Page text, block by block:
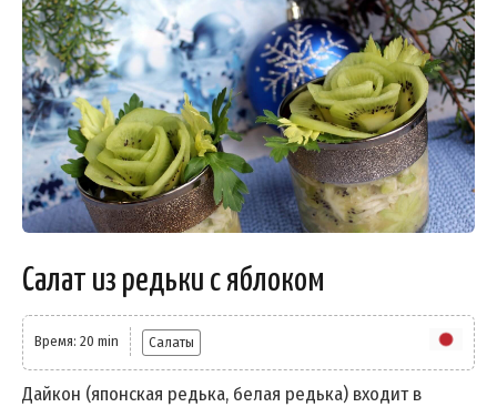
Салат из редьки с яблоком
Время: 20 min Салаты
Дайкон (японская редька, белая редька) входит в